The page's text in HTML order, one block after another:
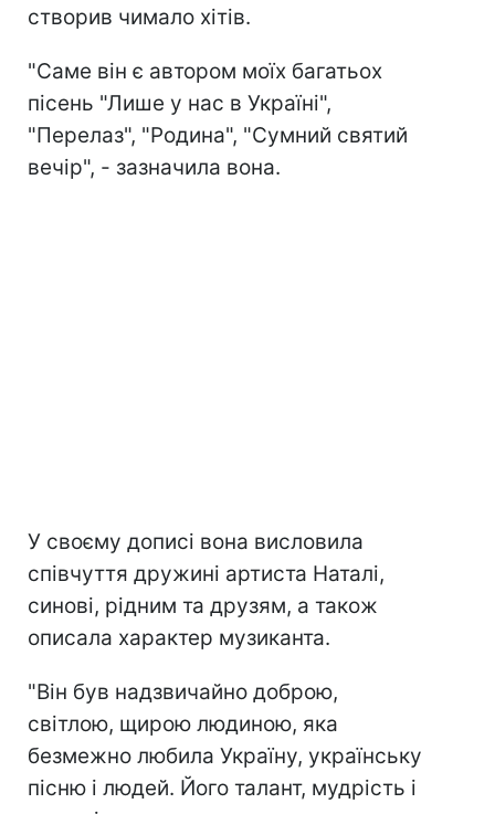
створив чимало хітів.
"Саме він є автором моїх багатьох
пісень "Лише у нас в Україні",
"Перелаз", "Родина", "Сумний святий
вечір", - зазначила вона.
У своєму дописі вона висловила
співчуття дружині артиста Наталі,
синові, рідним та друзям, а також
описала характер музиканта.
"Він був надзвичайно доброю,
світлою, щирою людиною, яка
безмежно любила Україну, українську
пісню і людей. Його талант, мудрість і